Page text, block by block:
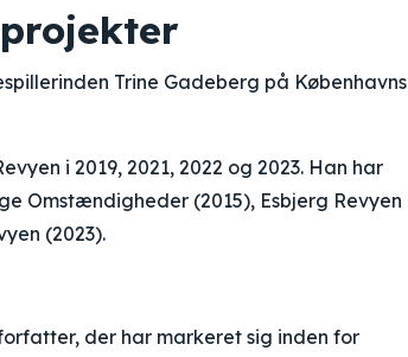
Trine Gadeberg på Københavns
i 2019, 2021, 2022 og 2023. Han har
Omstændigheder (2015), Esbjerg Revyen
(2023).
der har markeret sig inden for